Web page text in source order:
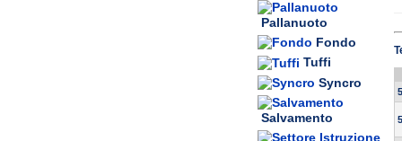
Pallanuoto
Fondo
Tuffi
Syncro
Salvamento